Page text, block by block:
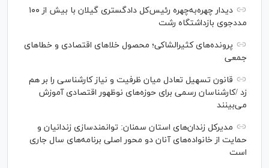
دیدار چهره‌به‌چهره رئیس‌کل دادگستری گیلان با بیش از ۱۰۰
مددجوی بازداشتگاه رشت
پرونده‌های کثیرالشاکی؛ محصول خلا‌های اقتصادی و خطا‌های
جمعی
قانون تسهیل تعادل میان ظرفیت و نیاز کارشناسی را بر هم
زد /کارشناسان رسمی برای حوزه‌های نوظهور اقتصادی آموزش
می‌بینند
مدیرکل زندان‌های استان سمنان: توانمندسازی زندانیان و
حمایت از خانواده‌های آنان دو محور اصلی برنامه‌های سال جاری
است